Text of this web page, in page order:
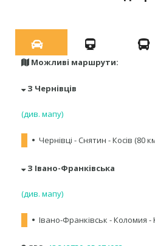
Можливі маршрути:
З Чернівців
(див. мапу)
• Чернівці - Снятин - Косів (80
З Івано-Франківська
(див. мапу)
• Івано-Франківськ - Коломия -